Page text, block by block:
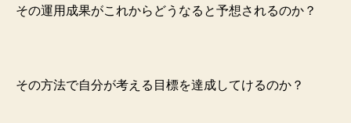
その運用成果がこれからどうなると予想されるのか？
その方法で自分が考える目標を達成してけるのか？